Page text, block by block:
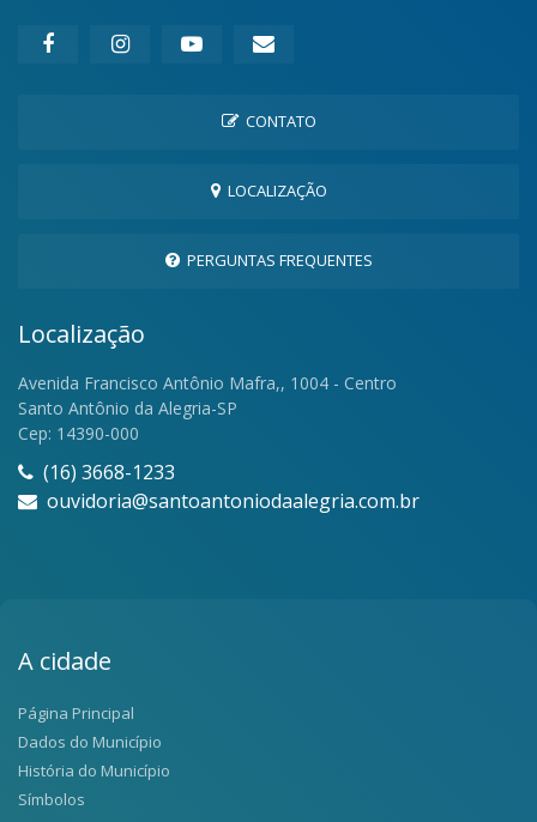
CONTATO
LOCALIZAÇÃO
PERGUNTAS FREQUENTES
Localização
Avenida Francisco Antônio Mafra,, 1004 - Centro
Santo Antônio da Alegria-SP
Cep: 14390-000
(16) 3668-1233
ouvidoria@santoantoniodaalegria.com.br
A cidade
Página Principal
Dados do Município
História do Município
Símbolos